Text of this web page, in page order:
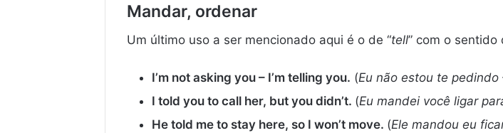
Mandar, ordenar
Um último uso a ser mencionado aqui é o de “tell” com o sentido
I’m not asking you – I’m telling you. (Eu não estou te pedindo
I told you to call her, but you didn’t. (Eu mandei você ligar
He told me to stay here, so I won’t move. (Ele mandou eu